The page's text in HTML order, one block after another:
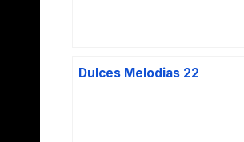
Dulces Melodias 22